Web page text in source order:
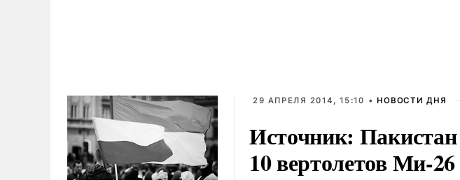
29 АПРЕЛЯ 2014, 15:10 • НОВОСТИ ДНЯ
Источник:
10 вертолетов Ми-26